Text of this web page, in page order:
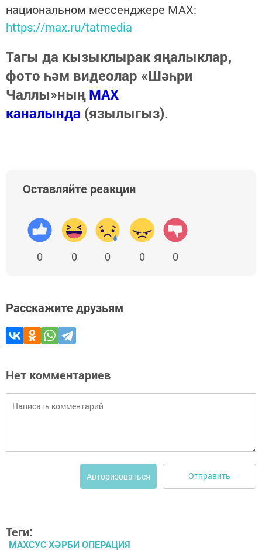
национальном мессенджере MАХ:
https://max.ru/tatmedia
Тагы да кызыклырак яңалыклар,
фото һәм видеолар «Шәһри
Чаллы»ныңMAX
каналында (язылыгыз).
Оставляйте реакции
0 0 0 0 0
Расскажите друзьям
Нет комментариев
Авторизоваться Отправить
Теги:
МАХСУС ХӘРБИ ОПЕРАЦИЯ